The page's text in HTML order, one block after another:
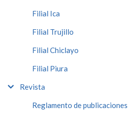
Filial Ica
Filial Trujillo
Filial Chiclayo
Filial Piura
Revista
Reglamento de publicaciones